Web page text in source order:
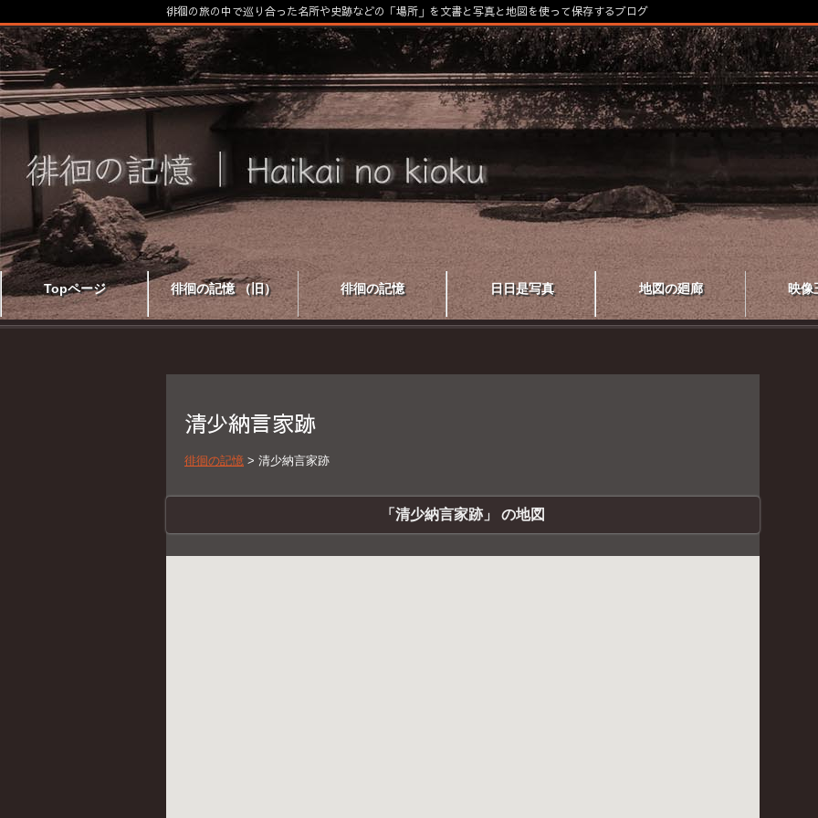
Topページ 徘徊の記憶 （旧） 徘徊の記憶 日日是写真 地図の廻廊 映像
徘徊の旅の中で巡り合った名所や史跡などの「場所」を文書と写真と地図を使って保存するブログ
清少納言家跡
徘徊の記憶 > 清少納言家跡
「清少納言家跡」 の地図